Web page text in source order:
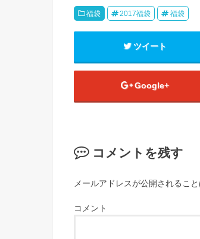
福袋 2017福袋 福袋
ツイート
Google+
コメントを残す
メールアドレスが公開されること
コメント